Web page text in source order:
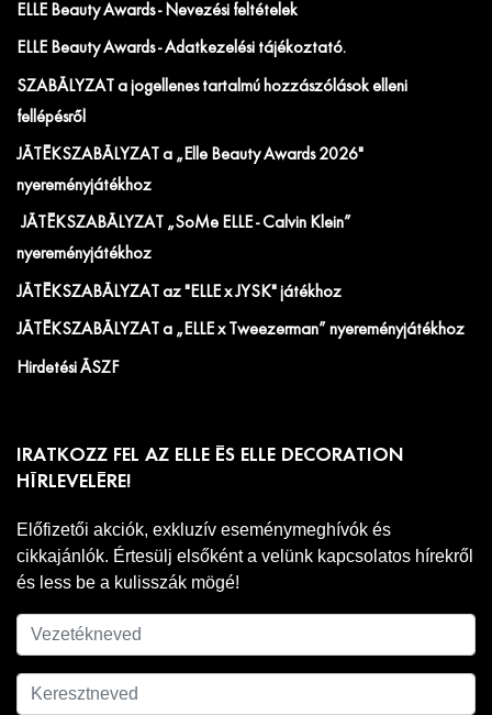
ELLE Beauty Awards - Nevezési feltételek
ELLE Beauty Awards - Adatkezelési tájékoztató.
SZABÁLYZAT a jogellenes tartalmú hozzászólások elleni
fellépésről
JÁTÉKSZABÁLYZAT a „Elle Beauty Awards 2026"
nyereményjátékhoz
JÁTÉKSZABÁLYZAT „SoMe ELLE - Calvin Klein”
nyereményjátékhoz
JÁTÉKSZABÁLYZAT az "ELLE x JYSK" játékhoz
JÁTÉKSZABÁLYZAT a „ELLE x Tweezerman” nyereményjátékhoz
Hirdetési ÁSZF
IRATKOZZ FEL AZ ELLE ÉS ELLE DECORATION
HÍRLEVELÉRE!
Előfizetői akciók, exkluzív eseménymeghívók és
cikkajánlók. Értesülj elsőként a velünk kapcsolatos hírekről
és less be a kulisszák mögé!